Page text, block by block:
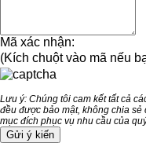
Mã xác nhận:
(Kích chuột vào mã nếu
Lưu ý: Chúng tôi cam kết tất cả
đều được bảo mật, không chia
mục đích phục vụ nhu cầu của